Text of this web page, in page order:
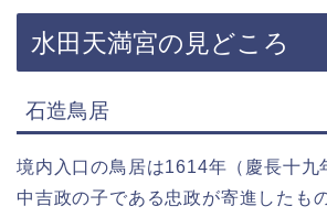
水田天満宮の見どころ
石造鳥居
境内入口の鳥居は1614年（慶長十九
中吉政の子である忠政が寄進したもの